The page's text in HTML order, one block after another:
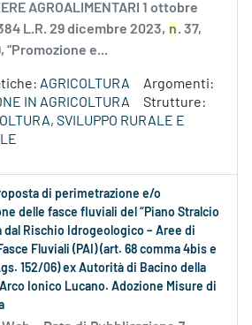
AGROALIMENTARI 1 ottobre
L.R. 29 dicembre 2023, n. 37,
“Promozione e...
AGRICOLTURA
Argomenti:
IN AGRICOLTURA
Strutture:
SVILUPPO RURALE E
di perimetrazione e/o
delle fasce fluviali del “Piano Stralcio
dal Rischio Idrogeologico – Aree di
Fluviali (PAI) (art. 68 comma 4bis e
152/06) ex Autorità di Bacino della
Ionico Lucano. Adozione Misure di